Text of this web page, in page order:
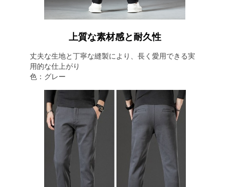
上質な素材感と耐久性
丈夫な生地と丁寧な縫製により、長く愛用できる実
用的な仕上がり
色：グレー